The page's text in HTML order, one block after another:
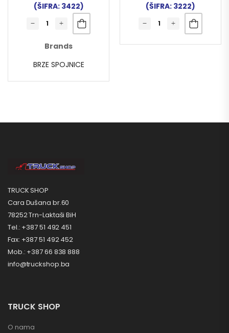
(ŠIFRA: 3422)
Brands
BRZE SPOJNICE
(ŠIFRA: 3222)
TRUCK SHOP
Cara Dušana br.60
78252 Trn-Laktaši BiH
Tel.: +387 51 492 451
Fax: +387 51 492 452
Mob.: +387 66 838 888
info@truckshop.ba
TRUCK SHOP
O nama